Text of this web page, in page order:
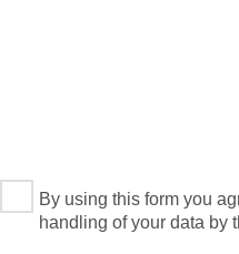
By using this form you
handling of your data by